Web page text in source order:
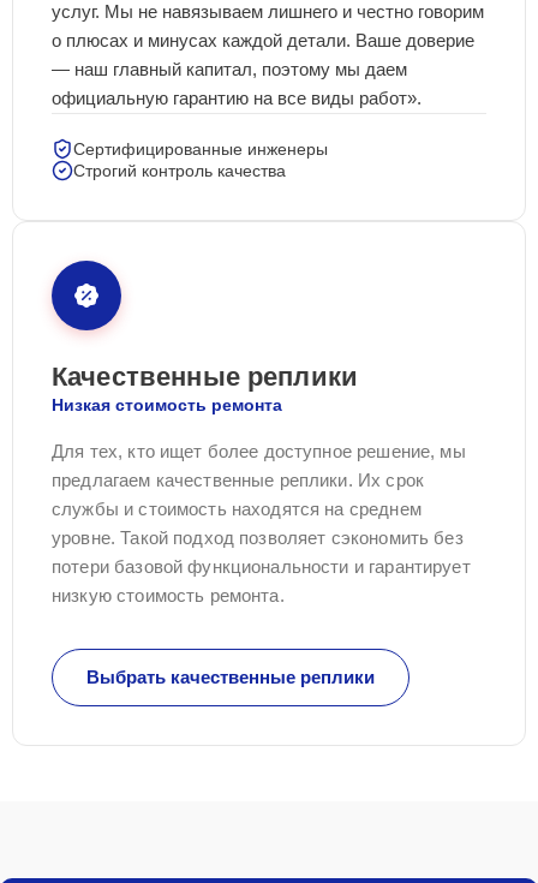
услуг. Мы не навязываем лишнего и честно говорим
о плюсах и минусах каждой детали. Ваше доверие
— наш главный капитал, поэтому мы даем
официальную гарантию на все виды работ».
Сертифицированные инженеры
Строгий контроль качества
Качественные реплики
Низкая стоимость ремонта
Для тех, кто ищет более доступное решение, мы
предлагаем качественные реплики. Их срок
службы и стоимость находятся на среднем
уровне. Такой подход позволяет сэкономить без
потери базовой функциональности и гарантирует
низкую стоимость ремонта.
Выбрать качественные реплики